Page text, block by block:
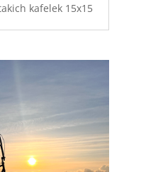
kafelek 15x15